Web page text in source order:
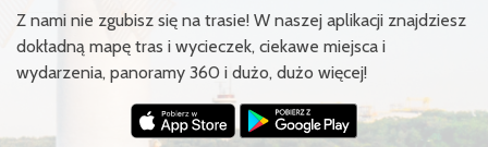
Z nami nie zgubisz się na trasie! W naszej aplikacji znajdziesz
dokładną mapę tras i wycieczek, ciekawe miejsca i
wydarzenia, panoramy 360 i dużo, dużo więcej!